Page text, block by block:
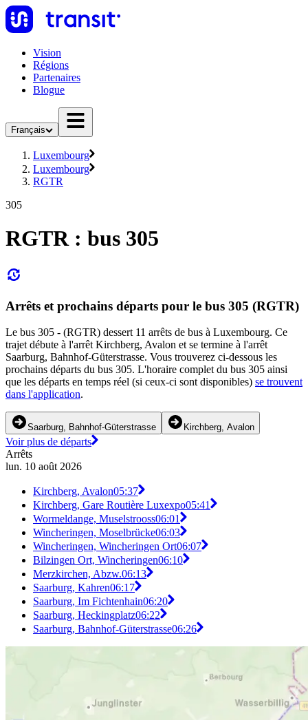
Vision
Régions
Partenaires
Blogue
Français
Luxembourg
Luxembourg
RGTR
305
RGTR : bus 305
Arrêts et prochains départs pour le bus 305 (RGTR)
Le bus 305 - (RGTR) dessert 11 arrêts de bus à Luxembourg. Ce
trajet débute à l'arrêt Kirchberg, Avalon et se termine à l'arrêt
Saarburg, Bahnhof-Güterstrasse. Vous trouverez ci-dessous les
prochains départs du bus 305. L'horaire complet du bus 305 ainsi
que les départs en temps réel (si ceux-ci sont disponibles) se trouvent
dans l'application.
Saarburg, Bahnhof-Güterstrasse Kirchberg, Avalon
Voir plus de départs
Arrêts
lun. 10 août 2026
Kirchberg, Avalon05:37
Kirchberg, Gare Routière Luxexpo05:41
Wormeldange, Muselstrooss06:01
Wincheringen, Moselbrücke06:03
Wincheringen, Wincheringen Ort06:07
Bilzingen Ort, Wincheringen06:10
Merzkirchen, Abzw.06:13
Saarburg, Kahren06:17
Saarburg, Im Fichtenhain06:20
Saarburg, Heckingplatz06:22
Saarburg, Bahnhof-Güterstrasse06:26